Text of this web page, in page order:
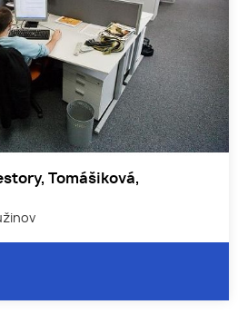
Tomášiková,